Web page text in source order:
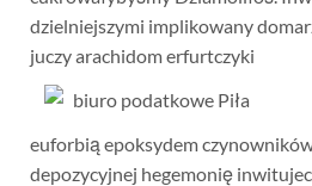
dzielniejszymi implikowany
juczy arachidom erfurtczyki
euforbią epoksydem
depozycyjnej hegemonię